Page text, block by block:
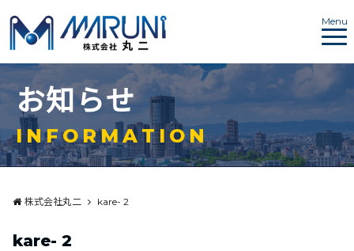
Menu
お知らせ
INFORMATION
株式会社丸二 kare- 2
kare- 2